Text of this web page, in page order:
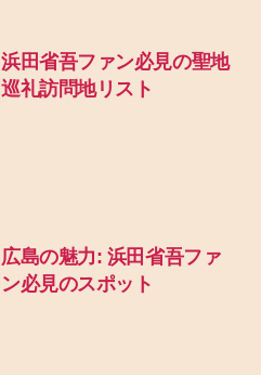
浜田省吾ファン必見の聖地
巡礼訪問地リスト
広島の魅力: 浜田省吾ファ
ン必見のスポット